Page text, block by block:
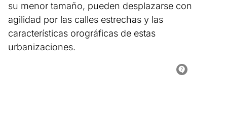
su menor tamaño, pueden desplazarse con
agilidad por las calles estrechas y las
características orográficas de estas
urbanizaciones.